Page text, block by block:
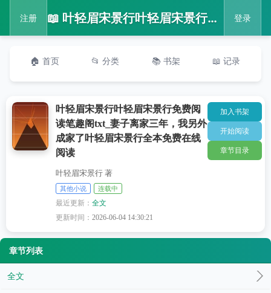
注册 📖 叶轻眉宋景行叶轻眉宋景行免费阅读笔趣阁txt_妻子离家三年，我另外成家了叶轻眉宋景行全本免费在线阅读 登录
🏠 首页 📂 分类 📚 书架 📖 记录
叶轻眉宋景行叶轻眉宋景行免费阅
读笔趣阁txt_妻子离家三年，我另外
成家了叶轻眉宋景行全本免费在线
阅读
叶轻眉宋景行 著
其他小说 连载中
最近更新：全文
更新时间：2026-06-04 14:30:21
加入书架
开始阅读
章节目录
章节列表
全文